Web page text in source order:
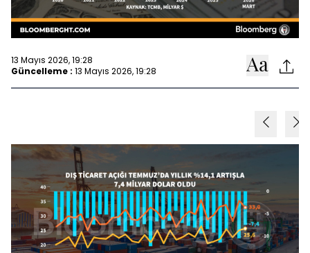
13 Mayıs 2026, 19:28
Güncelleme : 13 Mayıs 2026, 19:28